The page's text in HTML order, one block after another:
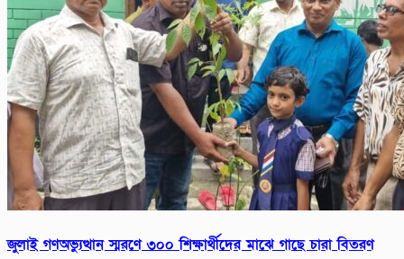
জুলাই গণঅভ্যুত্থান স্মরণে ৩০০ শিক্ষার্থীদের মাঝে গাছে চারা বিতরণ